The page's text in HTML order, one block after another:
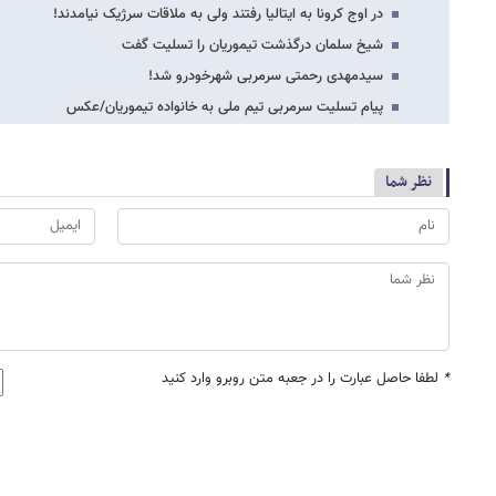
در اوج کرونا به ایتالیا رفتند ولی به ملاقات سرژیک نیامدند!
شیخ سلمان درگذشت تیموریان را تسلیت گفت
سیدمهدی رحمتی سرمربی شهرخودرو شد!
پیام تسلیت سرمربی تیم ملی به خانواده تیموریان/عکس
نظر شما
* لطفا حاصل عبارت را در جعبه متن روبرو وارد کنید